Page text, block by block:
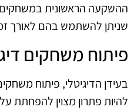
ההשקעה הראשונית
שניתן להשתמש בהם לאורך
פיתוח משחקים
בעידן הדיגיטלי, פיתוח
להיות פתרון מצוין להפחתת